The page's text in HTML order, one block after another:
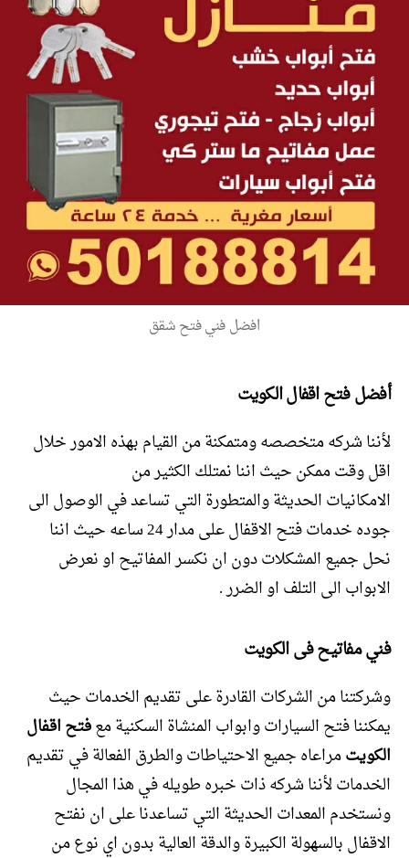
افضل فني فتح شقق
أفضل فتح اقفال الكويت
لأننا شركه متخصصه ومتمكنة من القيام بهذه الامور خلال
اقل وقت ممكن حيث اننا نمتلك الكثير من
الامكانياتالحديثة والمتطورة التي تساعد في الوصول الى
جوده خدمات فتح الاقفال على مدار 24 ساعه حيث اننا
نحل جميع المشكلات دون ان نكسر المفاتيح او نعرض
الابواب الى التلف او الضرر .
فني مفاتيح فى الكويت
وشركتنا من الشركات القادرة على تقديم الخدمات حيث
يمكننا فتح السيارات وابواب المنشاة السكنية معفتح اقفال
الكويتمراعاه جميع الاحتياطات والطرق الفعالة في تقديم
الخدمات لأننا شركه ذات خبره طويله في هذا المجال
ونستخدم المعدات الحديثة التي تساعدنا على ان نفتح
الاقفال بالسهولة الكبيرة والدقة العالية بدون اي نوع من